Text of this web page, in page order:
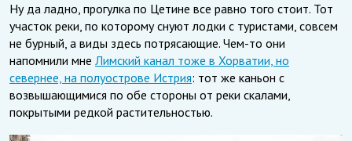
Ну да ладно, прогулка по Цетине все равно того стоит. Тот
участок реки, по которому снуют лодки с туристами, совсем
не бурный, а виды здесь потрясающие. Чем-то они
напомнили мне Лимский канал тоже в Хорватии, но
севернее, на полуострове Истрия: тот же каньон с
возвышающимися по обе стороны от реки скалами,
покрытыми редкой растительностью.